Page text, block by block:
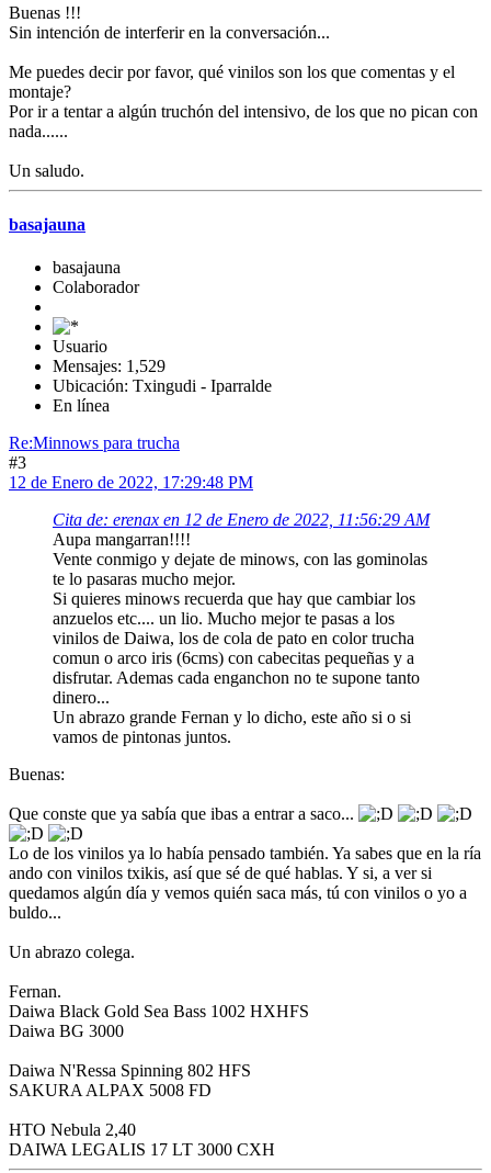
Buenas !!!
Sin intención de interferir en la conversación...
Me puedes decir por favor, qué vinilos son los que comentas y el
montaje?
Por ir a tentar a algún truchón del intensivo, de los que no pican con
nada......
Un saludo.
basajauna
basajauna
Colaborador
Usuario
Mensajes: 1,529
Ubicación: Txingudi - Iparralde
En línea
Re:Minnows para trucha
#3
12 de Enero de 2022, 17:29:48 PM
Cita de: erenax en 12 de Enero de 2022, 11:56:29 AM
Aupa mangarran!!!!
Vente conmigo y dejate de minows, con las gominolas
te lo pasaras mucho mejor.
Si quieres minows recuerda que hay que cambiar los
anzuelos etc.... un lio. Mucho mejor te pasas a los
vinilos de Daiwa, los de cola de pato en color trucha
comun o arco iris (6cms) con cabecitas pequeñas y a
disfrutar. Ademas cada enganchon no te supone tanto
dinero...
Un abrazo grande Fernan y lo dicho, este año si o si
vamos de pintonas juntos.
Buenas:
Que conste que ya sabía que ibas a entrar a saco...
Lo de los vinilos ya lo había pensado también. Ya sabes que en la ría
ando con vinilos txikis, así que sé de qué hablas. Y si, a ver si
quedamos algún día y vemos quién saca más, tú con vinilos o yo a
buldo...
Un abrazo colega.
Fernan.
Daiwa Black Gold Sea Bass 1002 HXHFS
Daiwa BG 3000
Daiwa N'Ressa Spinning 802 HFS
SAKURA ALPAX 5008 FD
HTO Nebula 2,40
DAIWA LEGALIS 17 LT 3000 CXH